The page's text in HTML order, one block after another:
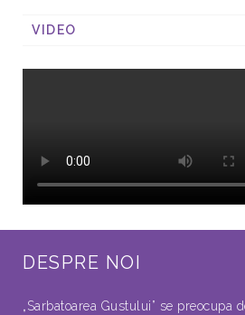
VIDEO
DESPRE NOI
„Sarbatoarea Gustului” se preocupa